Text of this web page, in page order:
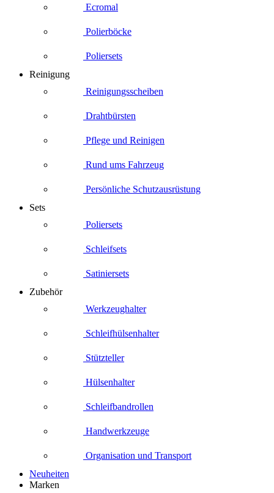
Ecromal
Polierböcke
Poliersets
Reinigung
Reinigungsscheiben
Drahtbürsten
Pflege und Reinigen
Rund ums Fahrzeug
Persönliche Schutzausrüstung
Sets
Poliersets
Schleifsets
Satiniersets
Zubehör
Werkzeughalter
Schleifhülsenhalter
Stützteller
Hülsenhalter
Schleifbandrollen
Handwerkzeuge
Organisation und Transport
Neuheiten
Marken